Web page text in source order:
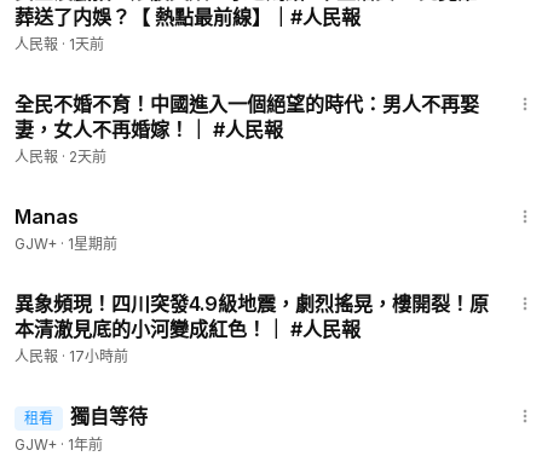
葬送了内娛？【 熱點最前線】｜#人民報
人民報 · 1天前
全民不婚不育！中國進入一個絕望的時代：男人不再娶
妻，女人不再婚嫁！｜ #人民報
人民報 · 2天前
Manas
GJW+ · 1星期前
異象頻現！四川突發4.9級地震，劇烈搖晃，樓開裂！原
本清澈見底的小河變成紅色！｜ #人民報
人民報 · 17小時前
租看 獨自等待
GJW+ · 1年前